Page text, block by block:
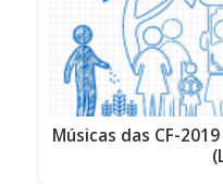
Músicas das CF-